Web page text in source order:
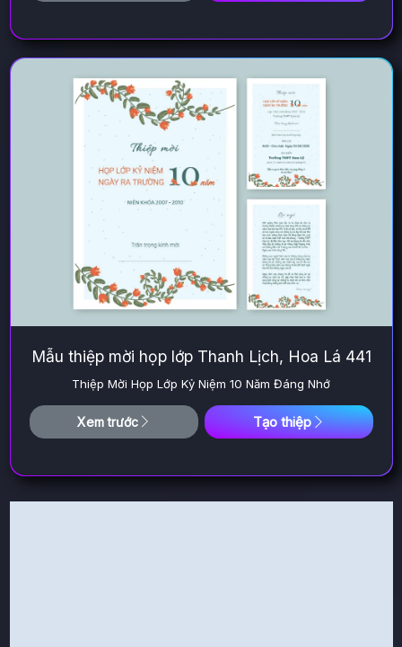
Mẫu thiệp mời họp lớp Thanh Lịch, Hoa Lá 441
Thiệp Mời Họp Lớp Kỷ Niệm 10 Năm Đáng Nhớ
Xem trước Tạo thiệp